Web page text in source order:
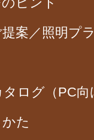
案／照明プ
ログ（PC向
た